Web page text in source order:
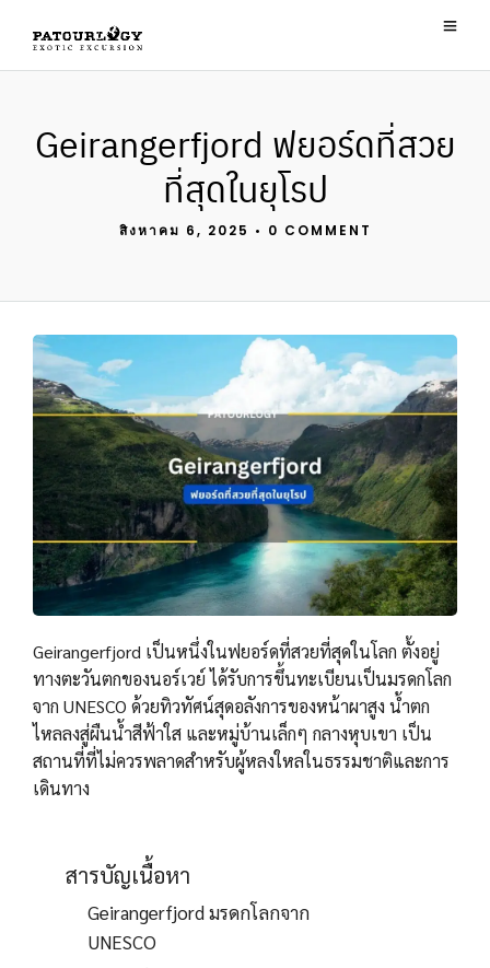
Geirangerfjord ฟยอร์ดที่สวย
ที่สุดในยุโรป
สิงหาคม 6, 2025 • 0 COMMENT
Geirangerfjord เป็นหนึ่งในฟยอร์ดที่สวยที่สุดในโลก ตั้งอยู่
ทางตะวันตกของนอร์เวย์ ได้รับการขึ้นทะเบียนเป็นมรดกโลก
จาก UNESCO ด้วยทิวทัศน์สุดอลังการของหน้าผาสูง น้ำตก
ไหลลงสู่ผืนน้ำสีฟ้าใส และหมู่บ้านเล็กๆ กลางหุบเขา เป็น
สถานที่ที่ไม่ควรพลาดสำหรับผู้หลงใหลในธรรมชาติและการ
เดินทาง
สารบัญเนื้อหา
Geirangerfjord มรดกโลกจาก
UNESCO